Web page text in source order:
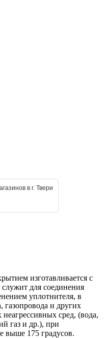
в г. Твери
изготавливается с
для соединения
уплотнителя, в
газопровода и других
сред, (вода,
газ и др.), при
выше 175 градусов.